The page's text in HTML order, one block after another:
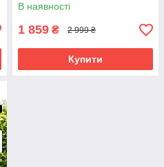
В наявності
1 859 ₴ 2 999 ₴
Купити